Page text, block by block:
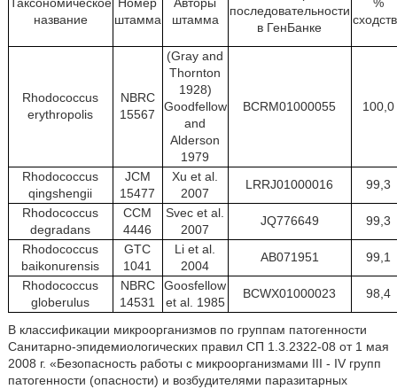
название
штамма
штамма
последовательности
в ГенБанке
Rhodococcus
erythropolis
NBRC
15567
(Gray and
Thornton
1928)
Goodfellow
and
Alderson
1979
BCRM01000055 100,0
Rhodococcus
qingshengii
JCM
15477
Xu et al.
2007
LRRJ01000016
99,3
Rhodococcus
degradans
CCM
4446
Svec et al.
2007
JQ776649
99,3
Rhodococcus
baikonurensis
GTC
1041
Li et al.
2004
AB071951
99,1
Rhodococcus
globerulus
NBRC
14531
Goosfellow
et al. 1985
BCWX01000023 98,4
В классификации микроорганизмов по группам патогенности
Санитарно-эпидемиологических правил СП 1.3.2322-08 от 1 мая
2008 г. «Безопасность работы с микроорганизмами III - IV групп
патогенности (опасности) и возбудителями паразитарных